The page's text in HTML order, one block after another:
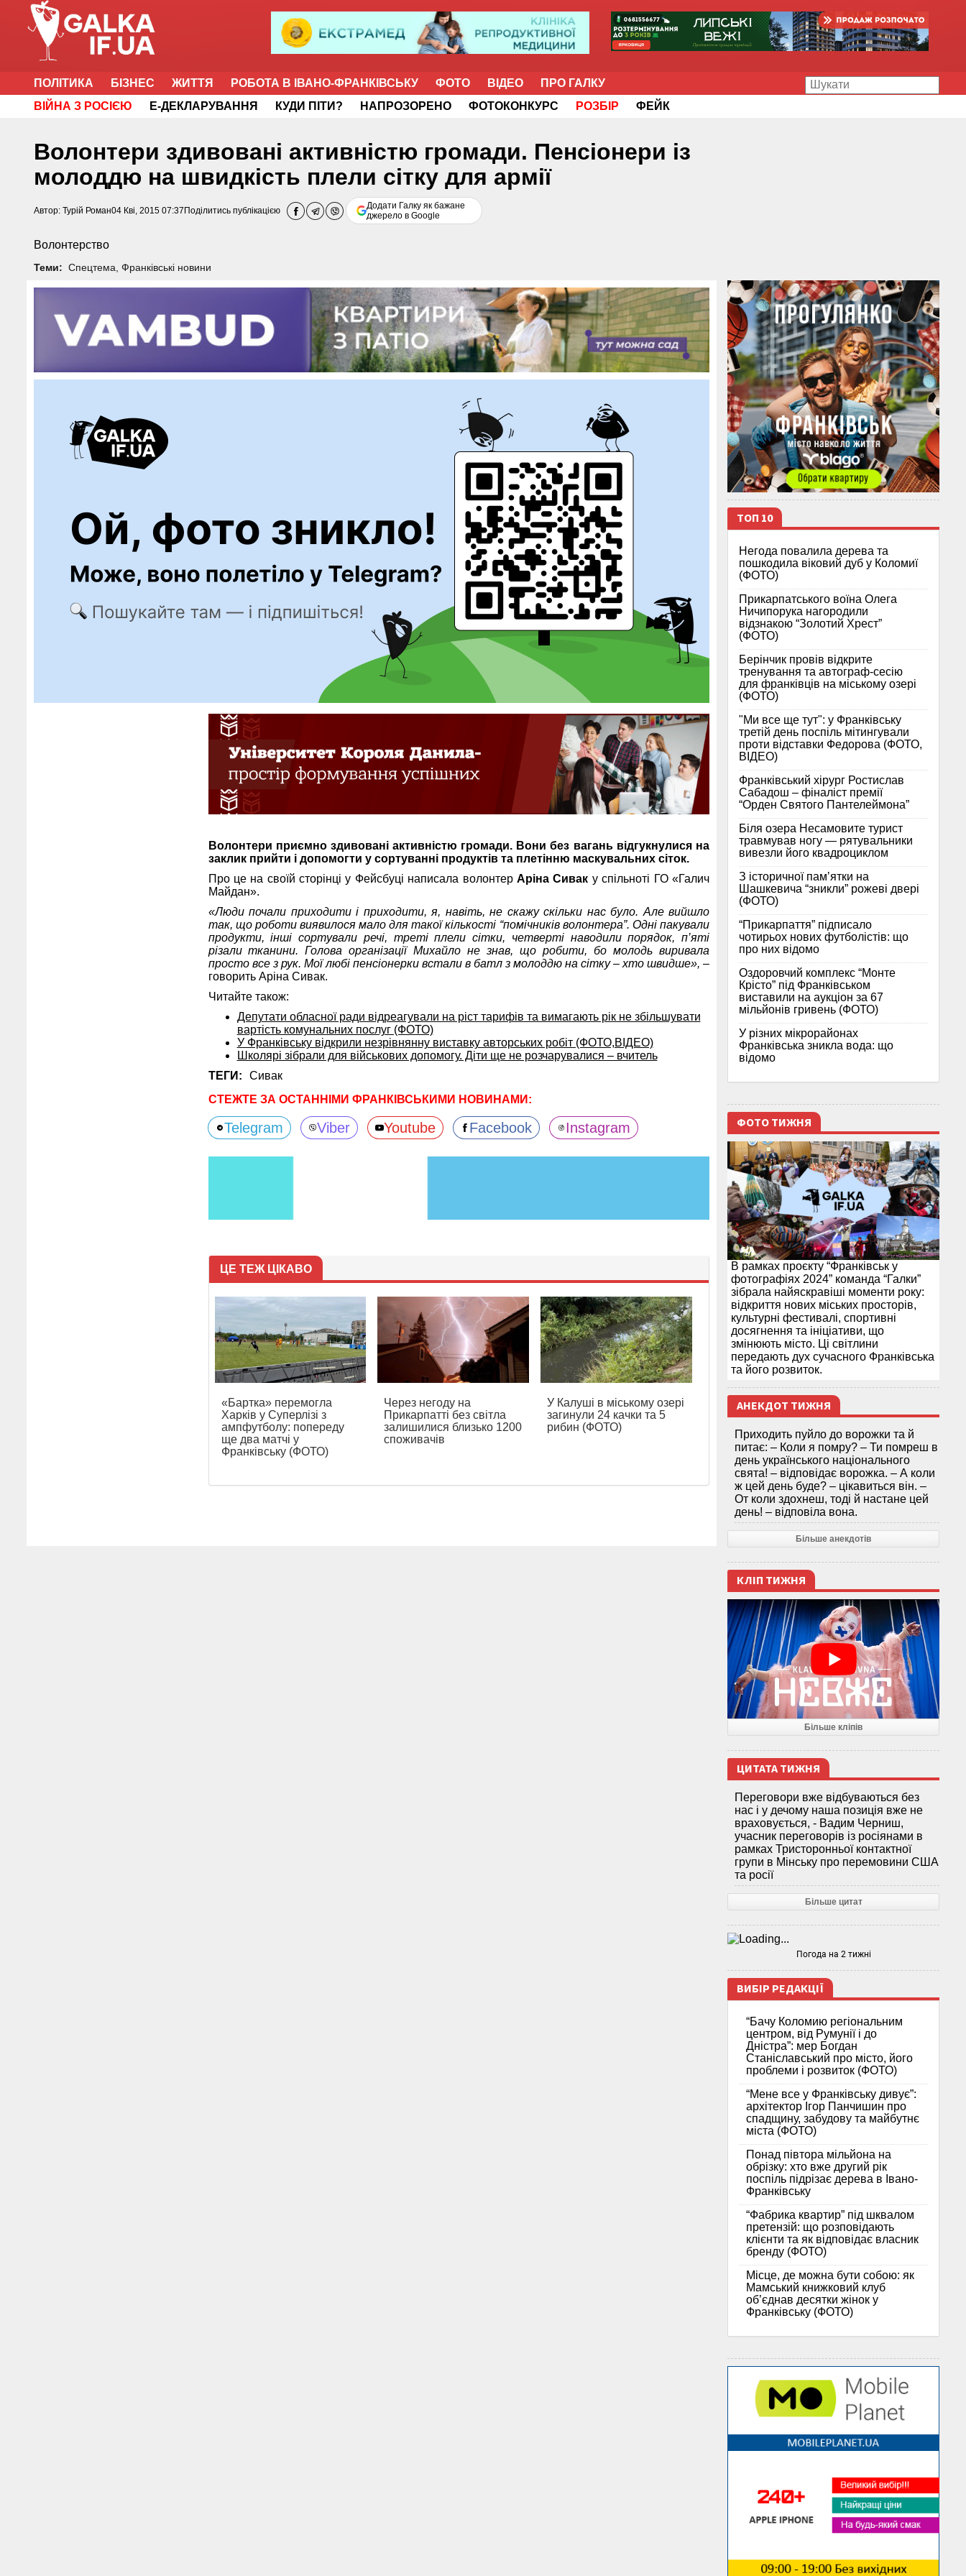
ПОЛІТИКА БІЗНЕС ЖИТТЯ РОБОТА В ІВАНО-ФРАНКІВСЬКУ ФОТО ВІДЕО
ПРО ГАЛКУ
ВІЙНА З РОСІЄЮ
Е-ДЕКЛАРУВАННЯ КУДИ ПІТИ? НАПРОЗОРЕНО ФОТОКОНКУРС РОЗБІР ФЕЙК
Волонтери здивовані активністю громади. Пенсіонери із
молоддю на швидкість плели сітку для армії
Автор: Турій Роман04 Кві, 2015 07:37 Поділитись публікацією
Додати Галку як бажане
джерело в Google
Волонтерство
Теми: Спецтема Франківські новини
Волонтери приємно здивовані активністю громади. Вони без вагань відгукнулися на
заклик прийти і допомогти у сортуванні продуктів та плетінню маскувальних сіток.
Про це на своїй сторінці у Фейсбуці написала волонтерАріна Сивак у спільноті ГО «Галич
Майдан».
«Люди почали приходити і приходити, я, навіть, не скажу скільки нас було. Але вийшло
так, що роботи виявилося мало для такої кількості “помічників волонтера”. Одні пакували
продукти, інші сортували речі, треті плели сітки, четверті наводили порядок, п’яті
різали тканини. Голова організації Михайло не знав, що робити, бо молодь виривала
просто все з рук. Мої любі пенсіонерки встали в батл з молоддю на сітку – хто швидше», –
говорить Аріна Сивак.
Читайте також:
Депутати обласної ради відреагували на ріст тарифів та вимагають рік не збільшувати
вартість комунальних послуг (ФОТО)
У Франківську відкрили незрівнянну виставку авторських робіт (ФОТО,ВІДЕО)
Школярі зібрали для військових допомогу. Діти ще не розчарувалися – вчитель
ТЕГИ:
Сивак
СТЕЖТЕ ЗА ОСТАННІМИ ФРАНКІВСЬКИМИ НОВИНАМИ:
Telegram Viber Youtube Facebook Instagram
ЦЕ ТЕЖ ЦІКАВО
«Бартка» перемогла
Харків у Суперлізі з
ампфутболу: попереду
ще два матчі у
Франківську (ФОТО)
Через негоду на
Прикарпатті без світла
залишилися близько 1200
споживачів
У Калуші в міському озері
загинули 24 качки та 5
рибин (ФОТО)
ТОП 10
Негода повалила дерева та
пошкодила віковий дуб у Коломиї
(ФОТО)
Прикарпатського воїна Олега
Ничипорука нагородили
відзнакою “Золотий Хрест”
(ФОТО)
Берінчик провів відкрите
тренування та автограф-сесію
для франківців на міському озері
(ФОТО)
"Ми все ще тут": у Франківську
третій день поспіль мітингували
проти відставки Федорова (ФОТО,
ВІДЕО)
Франківський хірург Ростислав
Сабадош – фіналіст премії
“Орден Святого Пантелеймона”
Біля озера Несамовите турист
травмував ногу — рятувальники
вивезли його квадроциклом
З історичної памʼятки на
Шашкевича “зникли” рожеві двері
(ФОТО)
“Прикарпаття” підписало
чотирьох нових футболістів: що
про них відомо
Оздоровчий комплекс “Монте
Крісто” під Франківськом
виставили на аукціон за 67
мільйонів гривень (ФОТО)
У різних мікрорайонах
Франківська зникла вода: що
відомо
ФОТО ТИЖНЯ
В рамках проєкту “Франківськ у
фотографіях 2024” команда “Галки”
зібрала найяскравіші моменти року:
відкриття нових міських просторів,
культурні фестивалі, спортивні
досягнення та ініціативи, що
змінюють місто. Ці світлини
передають дух сучасного Франківська
та його розвиток.
АНЕКДОТ ТИЖНЯ
Приходить пуйло до ворожки та й
питає: – Коли я помру? – Ти помреш в
день українського національного
свята! – відповідає ворожка. – А коли
ж цей день буде? – цікавиться він. –
От коли здохнеш, тоді й настане цей
день! – відповіла вона.
Більше анекдотів
КЛІП ТИЖНЯ
Більше кліпів
ЦИТАТА ТИЖНЯ
Переговори вже відбуваються без
нас і у дечому наша позиція вже не
враховується, - Вадим Черниш,
учасник переговорів із росіянами в
рамках Тристоронньої контактної
групи в Мінську про перемовини США
та росії
Більше цитат
Погода на 2 тижні
ВИБІР РЕДАКЦІЇ
“Бачу Коломию регіональним
центром, від Румунії і до
Дністра”: мер Богдан
Станіславський про місто, його
проблеми і розвиток (ФОТО)
“Мене все у Франківську дивує”:
архітектор Ігор Панчишин про
спадщину, забудову та майбутнє
міста (ФОТО)
Понад півтора мільйона на
обрізку: хто вже другий рік
поспіль підрізає дерева в Івано-
Франківську
“Фабрика квартир” під шквалом
претензій: що розповідають
клієнти та як відповідає власник
бренду (ФОТО)
Місце, де можна бути собою: як
Мамський книжковий клуб
об’єднав десятки жінок у
Франківську (ФОТО)